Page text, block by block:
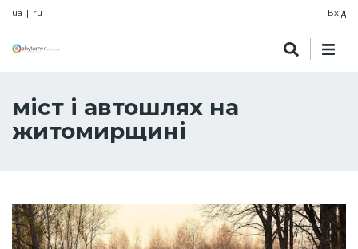
ua | ru Вхід
міст і автошлях на
житомирщині